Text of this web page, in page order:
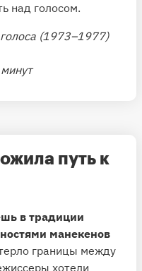
над голосом.
(1973–1977)
путь к
в традиции
манекенов
границы между
хотели